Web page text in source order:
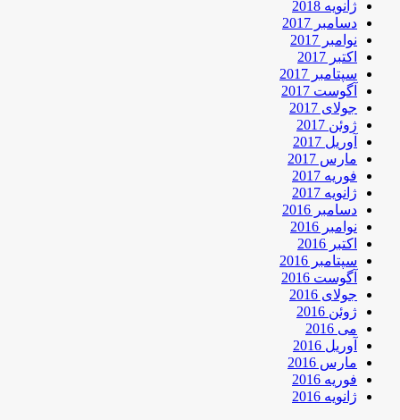
ژانویه 2018
دسامبر 2017
نوامبر 2017
اکتبر 2017
سپتامبر 2017
آگوست 2017
جولای 2017
ژوئن 2017
آوریل 2017
مارس 2017
فوریه 2017
ژانویه 2017
دسامبر 2016
نوامبر 2016
اکتبر 2016
سپتامبر 2016
آگوست 2016
جولای 2016
ژوئن 2016
می 2016
آوریل 2016
مارس 2016
فوریه 2016
ژانویه 2016